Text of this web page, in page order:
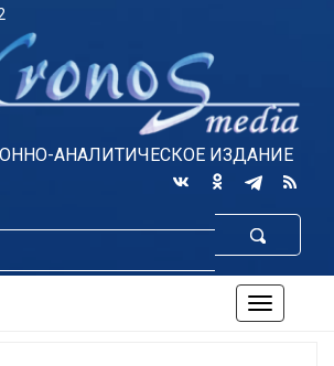
АНАЛИТИЧЕСКОЕ ИЗДАНИЕ
по